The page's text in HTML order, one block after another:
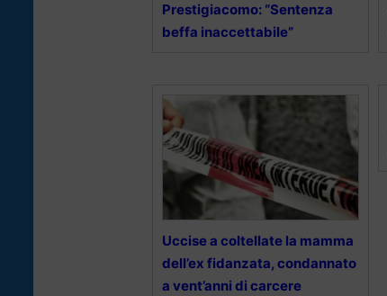
Prestigiacomo: “Sentenza
beffa inaccettabile”
Uccise a coltellate la mamma
dell’ex fidanzata, condannato
a vent’anni di carcere